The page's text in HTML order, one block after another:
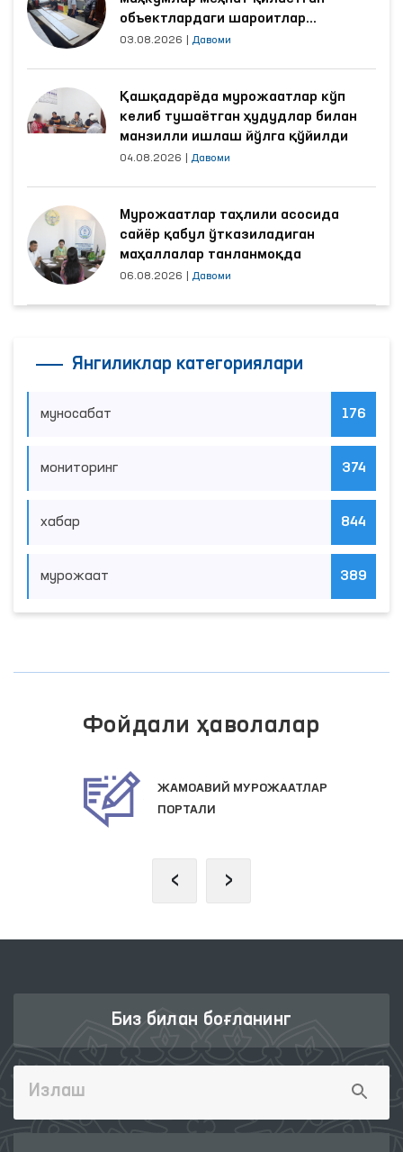
объектлардаги шароитлар
яхшиланди
03.08.2026 Давоми
Қашқадарёда мурожаатлар кўп
келиб тушаётган ҳудудлар билан
манзилли ишлаш йўлга қўйилди
04.08.2026 Давоми
Мурожаатлар таҳлили асосида
сайёр қабул ўтказиладиган
маҳаллалар танланмоқда
06.08.2026 Давоми
Янгиликлар категориялари
муносабат 176
мониторинг 374
хабар 844
мурожаат 389
Фойдали ҳаволалар
ЖАМОАВИЙ МУРОЖААТЛАР
ПОРТАЛИ
‹ ›
Биз билан боғланинг